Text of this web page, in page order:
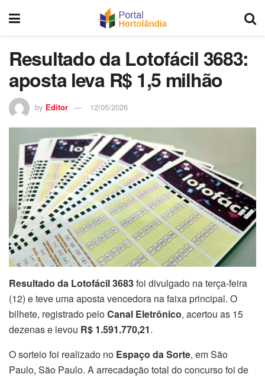
Resultado da Lotofácil 3683:
aposta leva R$ 1,5 milhão
by Editor 12/05/2026
Resultado da Lotofácil 3683foi divulgado na terça-feira
(12) e teve uma aposta vencedora na faixa principal. O
bilhete, registrado peloCanal Eletrônico, acertou as 15
dezenas e levou R$ 1.591.770,21.
O sorteio foi realizado no Espaço da Sorte, em São
Paulo, São Paulo. A arrecadação total do concurso foi de